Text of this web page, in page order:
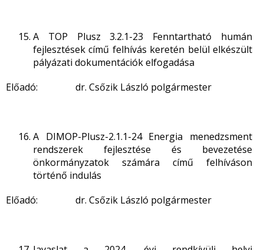
A TOP Plusz 3.2.1-23 Fenntartható humán
fejlesztések című felhívás keretén belül elkészült
pályázati dokumentációk elfogadása
Előadó: dr. Csőzik László polgármester
A DIMOP-Plusz-2.1.1-24 Energia menedzsment
rendszerek fejlesztése és bevezetése
önkormányzatok számára című felhíváson
történő indulás
Előadó: dr. Csőzik László polgármester